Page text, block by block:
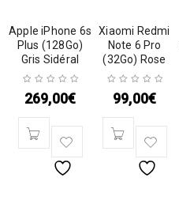
Apple iPhone 6s
Plus (128Go)
Gris Sidéral
269,00€
Xiaomi Redmi
Note 6 Pro
(32Go) Rose
99,00€